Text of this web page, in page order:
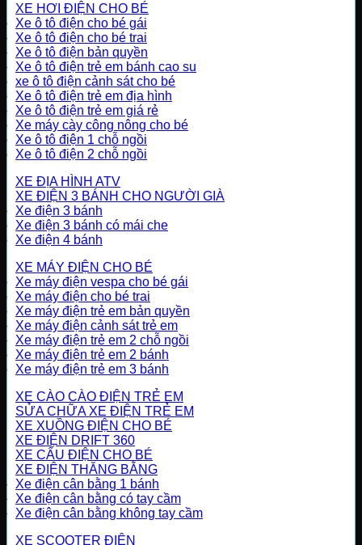
XE HƠI ĐIỆN CHO BÉ
Xe ô tô điện cho bé gái
Xe ô tô điện cho bé trai
Xe ô tô điện bản quyền
Xe ô tô điện trẻ em bánh cao su
xe ô tô điện cảnh sát cho bé
Xe ô tô điện trẻ em địa hình
Xe ô tô điện trẻ em giá rẻ
Xe máy cày công nông cho bé
Xe ô tô điện 1 chỗ ngồi
Xe ô tô điện 2 chỗ ngồi
XE ĐỊA HÌNH ATV
XE ĐIỆN 3 BÁNH CHO NGƯỜI GIÀ
Xe điện 3 bánh
Xe điện 3 bánh có mái che
Xe điện 4 bánh
XE MÁY ĐIỆN CHO BÉ
Xe máy điện vespa cho bé gái
Xe máy điện cho bé trai
Xe máy điện trẻ em bản quyền
Xe máy điện cảnh sát trẻ em
Xe máy điện trẻ em 2 chỗ ngồi
Xe máy điện trẻ em 2 bánh
Xe máy điện trẻ em 3 bánh
XE CÀO CÀO ĐIỆN TRẺ EM
SỬA CHỮA XE ĐIỆN TRẺ EM
XE XUỒNG ĐIỆN CHO BÉ
XE ĐIỆN DRIFT 360
XE CẨU ĐIỆN CHO BÉ
XE ĐIỆN THĂNG BẰNG
Xe điện cân bằng 1 bánh
Xe điện cân bằng có tay cầm
Xe điện cân bằng không tay cầm
XE SCOOTER ĐIỆN